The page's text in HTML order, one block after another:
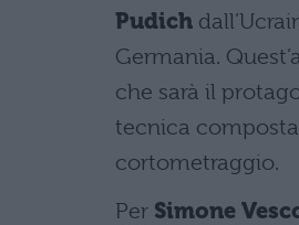
Pudich
Germania.
che sarà il
tecnica
cortometraggio.
Per Simone